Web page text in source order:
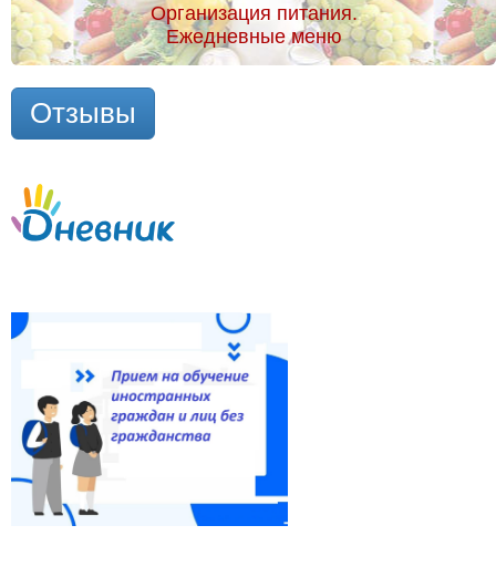
Организация питания.
Ежедневные меню
Отзывы